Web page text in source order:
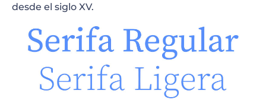
desde el siglo XV.